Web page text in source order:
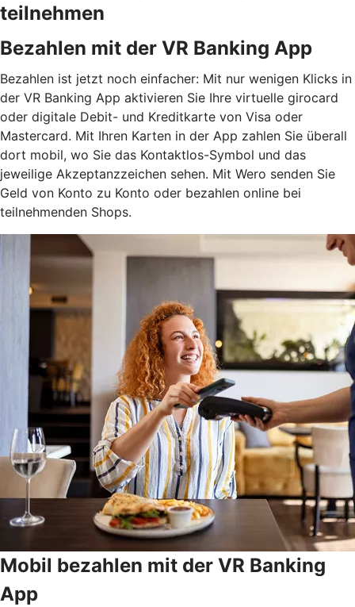
teilnehmen
Bezahlen mit der VR Banking App
Bezahlen ist jetzt noch einfacher: Mit nur wenigen Klicks in
der VR Banking App aktivieren Sie Ihre virtuelle girocard
oder digitale Debit- und Kreditkarte von Visa oder
Mastercard. Mit Ihren Karten in der App zahlen Sie überall
dort mobil, wo Sie das Kontaktlos-Symbol und das
jeweilige Akzeptanzzeichen sehen. Mit Wero senden Sie
Geld von Konto zu Konto oder bezahlen online bei
teilnehmenden Shops.
Mobil bezahlen mit der VR Banking
App